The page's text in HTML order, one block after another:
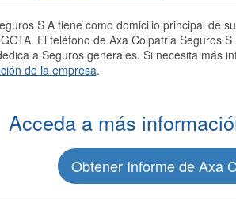
S A tiene como domicilio principal de
El teléfono de Axa Colpatria Seguros
a Seguros generales. Si necesita más
de la empresa.
Acceda a más
Obtener Informe de Axa